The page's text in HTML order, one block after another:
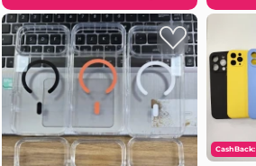
CashBack: